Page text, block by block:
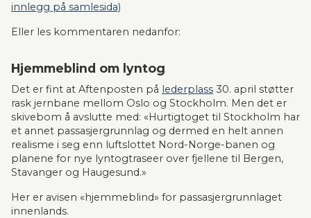
innlegg på samlesida)
Eller les kommentaren nedanfor:
Hjemmeblind om lyntog
Det er fint at Aftenposten på lederplass 30. april støtter
rask jernbane mellom Oslo og Stockholm. Men det er
skivebom å avslutte med: «Hurtigtoget til Stockholm har
et annet passasjergrunnlag og dermed en helt annen
realisme i seg enn luftslottet Nord-Norge-banen og
planene for nye lyntogtraseer over fjellene til Bergen,
Stavanger og Haugesund.»
Her er avisen «hjemmeblind» for passasjergrunnlaget
innenlands.